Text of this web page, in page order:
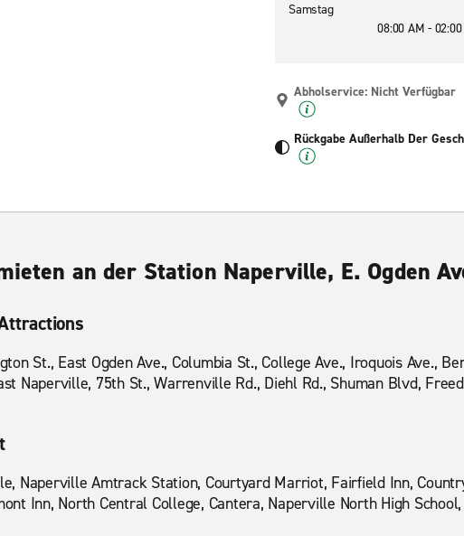
Samstag
08:00 AM -
Abholservice: Nicht Verfügbar
Rückgabe Außerhalb Der
an der Station Naperville, E. Ogden
St., East Ogden Ave., Columbia St., College Ave., Iroquois Ave.,
Naperville, 75th St., Warrenville Rd., Diehl Rd., Shuman Blvd,
Naperville Amtrack Station, Courtyard Marriot, Fairfield Inn,
Inn, North Central College, Cantera, Naperville North High